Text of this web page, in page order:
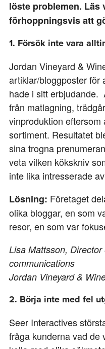
löste problemen. Läs
förhoppningsvis att
1. Försök inte vara
Jordan Vineyard &
artiklar/bloggposter för
hade i sitt erbjudande.
från matlagning,
vinproduktion
sortiment. Resultatet
sina trogna
veta vilken kökskniv
inte lika intresserade
Lösning: Företaget
olika bloggar, en som
resor, en som var
Lisa Mattsson,
communications
Jordan Vineyard &
2. Börja inte med fel
Seer Interactives
fråga kunderna vad de